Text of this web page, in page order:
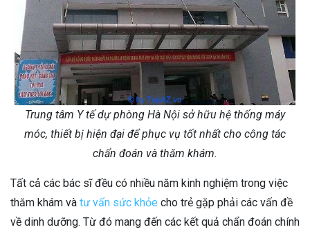
Trung tâm Y tế dự phòng Hà Nội sở hữu hệ thống máy
móc, thiết bị hiện đại để phục vụ tốt nhất cho công tác
chẩn đoán và thăm khám.
Tất cả các bác sĩ đều có nhiều năm kinh nghiệm trong việc
thăm khám và tư vấn sức khỏe cho trẻ gặp phải các vấn đề
về dinh dưỡng. Từ đó mang đến các kết quả chẩn đoán chính